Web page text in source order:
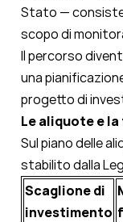
Stato — consiste
scopo di
Il percorso
una
progetto di
Le aliquote e
Sul piano delle
stabilito dalla
Scaglione di
investimento